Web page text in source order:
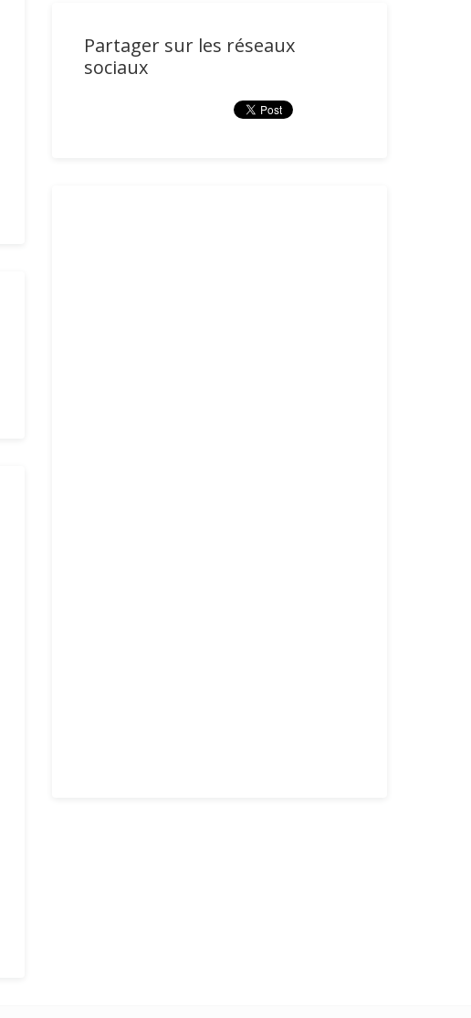
Partager sur les réseaux
sociaux